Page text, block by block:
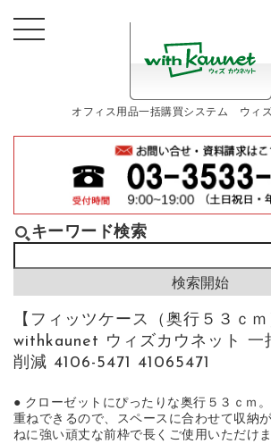
オフィス用品一括購買システム ウィ
キーワード検索
【フィッツケース（奥行５３ｃｍ
withkaunet ウィズカウネット 一
削減 4106-5471 41065471
● クローゼットにぴったりな奥行５３ｃｍ
重ねできるので、スペースに合わせて収納
ねに強い頑丈な前枠で長くご使用いただけ